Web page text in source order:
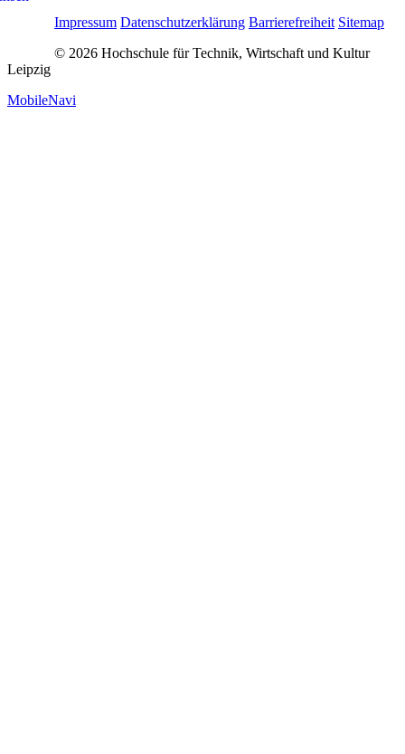
Impressum Datenschutzerklärung Barrierefreiheit Sitemap
© 2026 Hochschule für Technik, Wirtschaft und Kultur
Leipzig
MobileNavi